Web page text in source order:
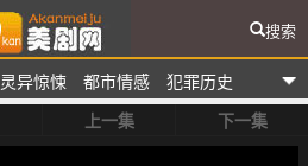
爱看美剧网
灵异惊悚 都市情感
犯罪历史
搜索
上一集 下一集